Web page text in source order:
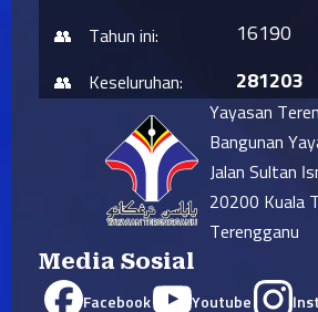
Tahun ini:
Keseluruhan:
16190
281203
Yayasan
Bangunan
Jalan Sultan
20200 Kuala
Terengganu
Media Sosial
Facebook Youtube